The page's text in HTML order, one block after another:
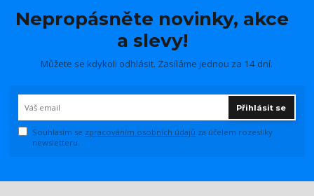
Nepropásněte novinky, akce
a slevy!
Můžete se kdykoli odhlásit. Zasíláme jednou za 14 dní.
Přihlásit se
Souhlasím se zpracováním osobních údajů za účelem rozesílky
newsletteru.